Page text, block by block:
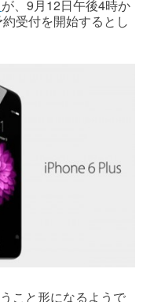
が、9月12日午後4時か
受付を開始するとし
こと形になるようで